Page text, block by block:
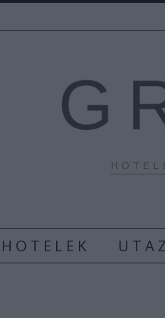
H O T E L E K U T A